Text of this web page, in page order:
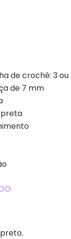
de crochê: 3
de 7 mm
preta